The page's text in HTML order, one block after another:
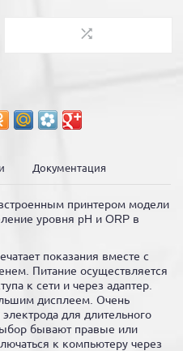
Документация
принтером модели
уровня pH и ORP в
показания вместе с
Питание осуществляется
к сети и через адаптер.
дисплеем. Очень
для длительного
бывают правые или
к компьютеру через